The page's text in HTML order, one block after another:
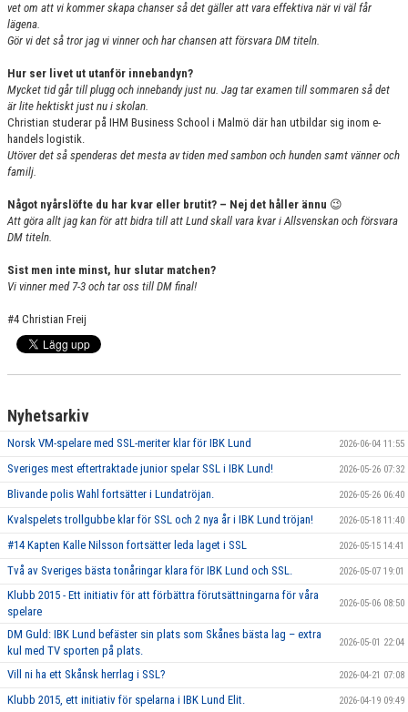
vet om att vi kommer skapa chanser så det gäller att vara effektiva när vi väl får
lägena.
Gör vi det så tror jag vi vinner och har chansen att försvara DM titeln.
Hur ser livet ut utanför innebandyn?
Mycket tid går till plugg och innebandy just nu. Jag tar examen till sommaren så det
är lite hektiskt just nu i skolan.
Christian studerar på IHM Business School i Malmö där han utbildar sig inom e-
handels logistik.
Utöver det så spenderas det mesta av tiden med sambon och hunden samt vänner och
familj.
Något nyårslöfte du har kvar eller brutit? – Nej det håller ännu 😉
Att göra allt jag kan för att bidra till att Lund skall vara kvar i Allsvenskan och försvara
DM titeln.
Sist men inte minst, hur slutar matchen?
Vi vinner med 7-3 och tar oss till DM final!
#4 Christian Freij
Nyhetsarkiv
Norsk VM-spelare med SSL-meriter klar för IBK Lund 2026-06-04 11:55
Sveriges mest eftertraktade junior spelar SSL i IBK Lund! 2026-05-26 07:32
Blivande polis Wahl fortsätter i Lundatröjan. 2026-05-26 06:40
Kvalspelets trollgubbe klar för SSL och 2 nya år i IBK Lund tröjan! 2026-05-18 11:40
#14 Kapten Kalle Nilsson fortsätter leda laget i SSL 2026-05-15 14:41
Två av Sveriges bästa tonåringar klara för IBK Lund och SSL. 2026-05-07 19:01
Klubb 2015 - Ett initiativ för att förbättra förutsättningarna för våra
spelare
2026-05-06 08:50
DM Guld: IBK Lund befäster sin plats som Skånes bästa lag – extra
kul med TV sporten på plats.
2026-05-01 22:04
Vill ni ha ett Skånsk herrlag i SSL? 2026-04-21 07:08
Klubb 2015, ett initiativ för spelarna i IBK Lund Elit. 2026-04-19 09:49